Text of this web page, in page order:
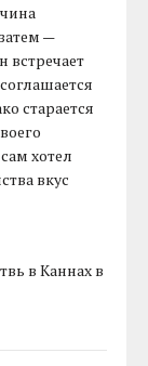
—
встречает
старается
хотел
вкус
в Каннах в